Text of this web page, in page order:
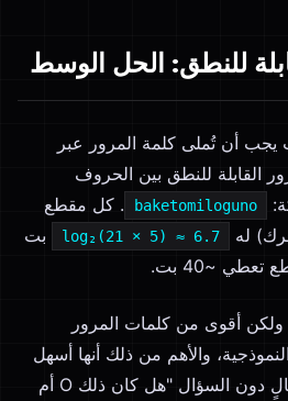
للنطق: الحل الوسط
يجب أن تُملى كلمة المرور عبر
القابلة للنطق بين الحروف
baketomiloguno
. كل مقطع
له
log₂(21 × 5) ≈ 6.7
بت
تعطي ~40 بت.
أقوى من كلمات المرور
والأهم من ذلك أنها أسهل
بكثير في قراءتها بصوت عالٍ دون السؤال "هل كان ذلك O أم